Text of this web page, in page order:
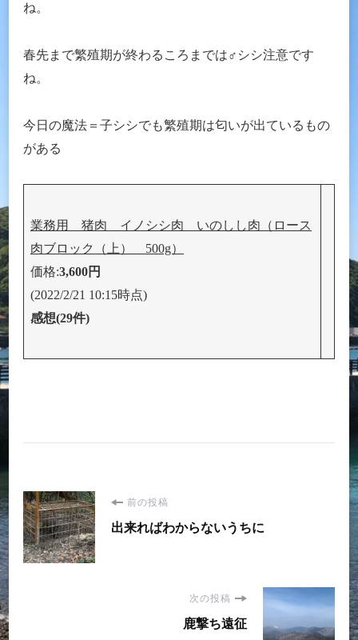
ね。
春先まで繁殖期が終わるころまでは♂シシ注意です
ね。
今日の魔法＝子シシでも繁殖期は匂いが出ているもの
がある
業務用 猪肉 イノシシ肉 いのしし肉（ロース
肉ブロック（上） 500g）
価格:3,600円
(2022/2/21 10:15時点)
感想(29件)
投
稿
前の投稿
出来ればわからないうちに
次の投稿
鹿撃ち遠征